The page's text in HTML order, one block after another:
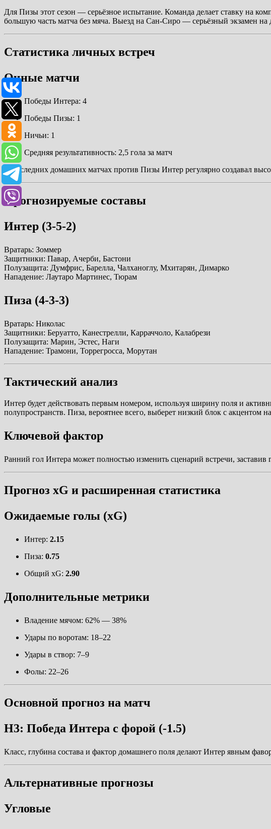
Для Пизы этот сезон — серьёзное испытание. Команда делает ставку на
большую часть матча без мяча. Выезд на Сан-Сиро — серьёзный экзамен
Статистика личных встреч
Очные матчи
Победы Интера: 4
Победы Пизы: 1
Ничьи: 1
Средняя результативность: 2,5 гола за матч
В последних домашних матчах против Пизы Интер регулярно создавал
Прогнозируемые составы
Интер (3-5-2)
Вратарь: Зоммер
Защитники: Павар, Ачерби, Бастони
Полузащита: Думфрис, Барелла, Чалханоглу, Мхитарян, Димарко
Нападение: Лаутаро Мартинес, Тюрам
Пиза (4-3-3)
Вратарь: Николас
Защитники: Беруатто, Канестрелли, Карраччоло, Калабрези
Полузащита: Марин, Эстеc, Наги
Нападение: Трамони, Торрегросса, Морутан
Тактический анализ
Интер будет действовать первым номером, используя ширину поля и
полупространств. Пиза, вероятнее всего, выберет низкий блок с акцентом
Ключевой фактор
Ранний гол Интера может полностью изменить сценарий встречи, заставив
Прогноз xG и расширенная статистика
Ожидаемые голы (xG)
Интер: 2.15
Пиза: 0.75
Общий xG: 2.90
Дополнительные метрики
Владение мячом: 62% — 38%
Удары по воротам: 18–22
Удары в створ: 7–9
Фолы: 22–26
Основной прогноз на матч
H3: Победа Интера с форой (-1.5)
Класс, глубина состава и фактор домашнего поля делают Интер явным
Альтернативные прогнозы
Угловые